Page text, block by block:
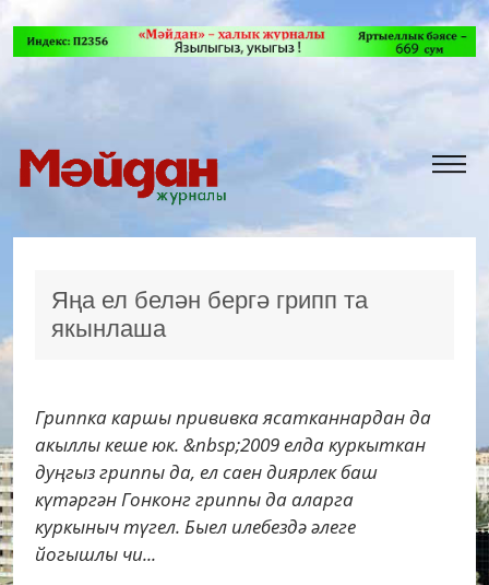
Яңа ел белән бергә грипп та
якынлаша
Гриппка каршы прививка ясатканнардан да
акыллы кеше юк. &nbsp;2009 елда куркыткан
дуңгыз гриппы да, ел саен диярлек баш
күтәргән Гонконг гриппы да аларга
куркыныч түгел. Быел илебездә әлеге
йогышлы чи...